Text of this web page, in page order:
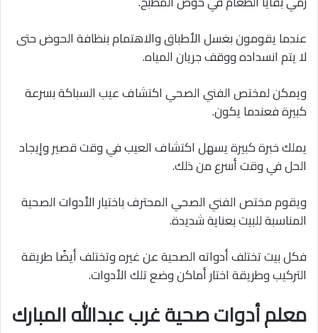
عندما يقومون بغسل الأطباق والاهتمام بنظافة الحوض حتى
لا يتم انسداده ووقف جريان المياه.
ويمكن لمختص الفني الصحي اكتشاف عيب السباكة بسرعة
كبيرة فعندما يكون.
يملك خبرة كبيرة يسهل اكتشاف العيب في وقت قصير وإيجاد
الحل في وقت أسرع من ذلك.
ويقوم مختص الفني الصحي المحترف باختيار الأدوات الصحية
المناسبة للبيت بعناية شديدة.
فكل بيت تختلف أدواته الصحية عن غيره وتختلف أيضًا طريقة
التركيب وطريقة اختار أماكن وضع تلك الأدوات.
معلم أدوات صحية غرب عبدالله المبارك